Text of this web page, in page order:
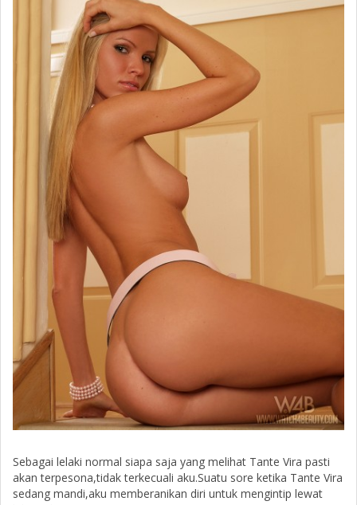
Sebagai lelaki normal siapa saja yang melihat Tante Vira pasti
akan terpesona,tidak terkecuali aku.Suatu sore ketika Tante Vira
sedang mandi,aku memberanikan diri untuk mengintip lewat